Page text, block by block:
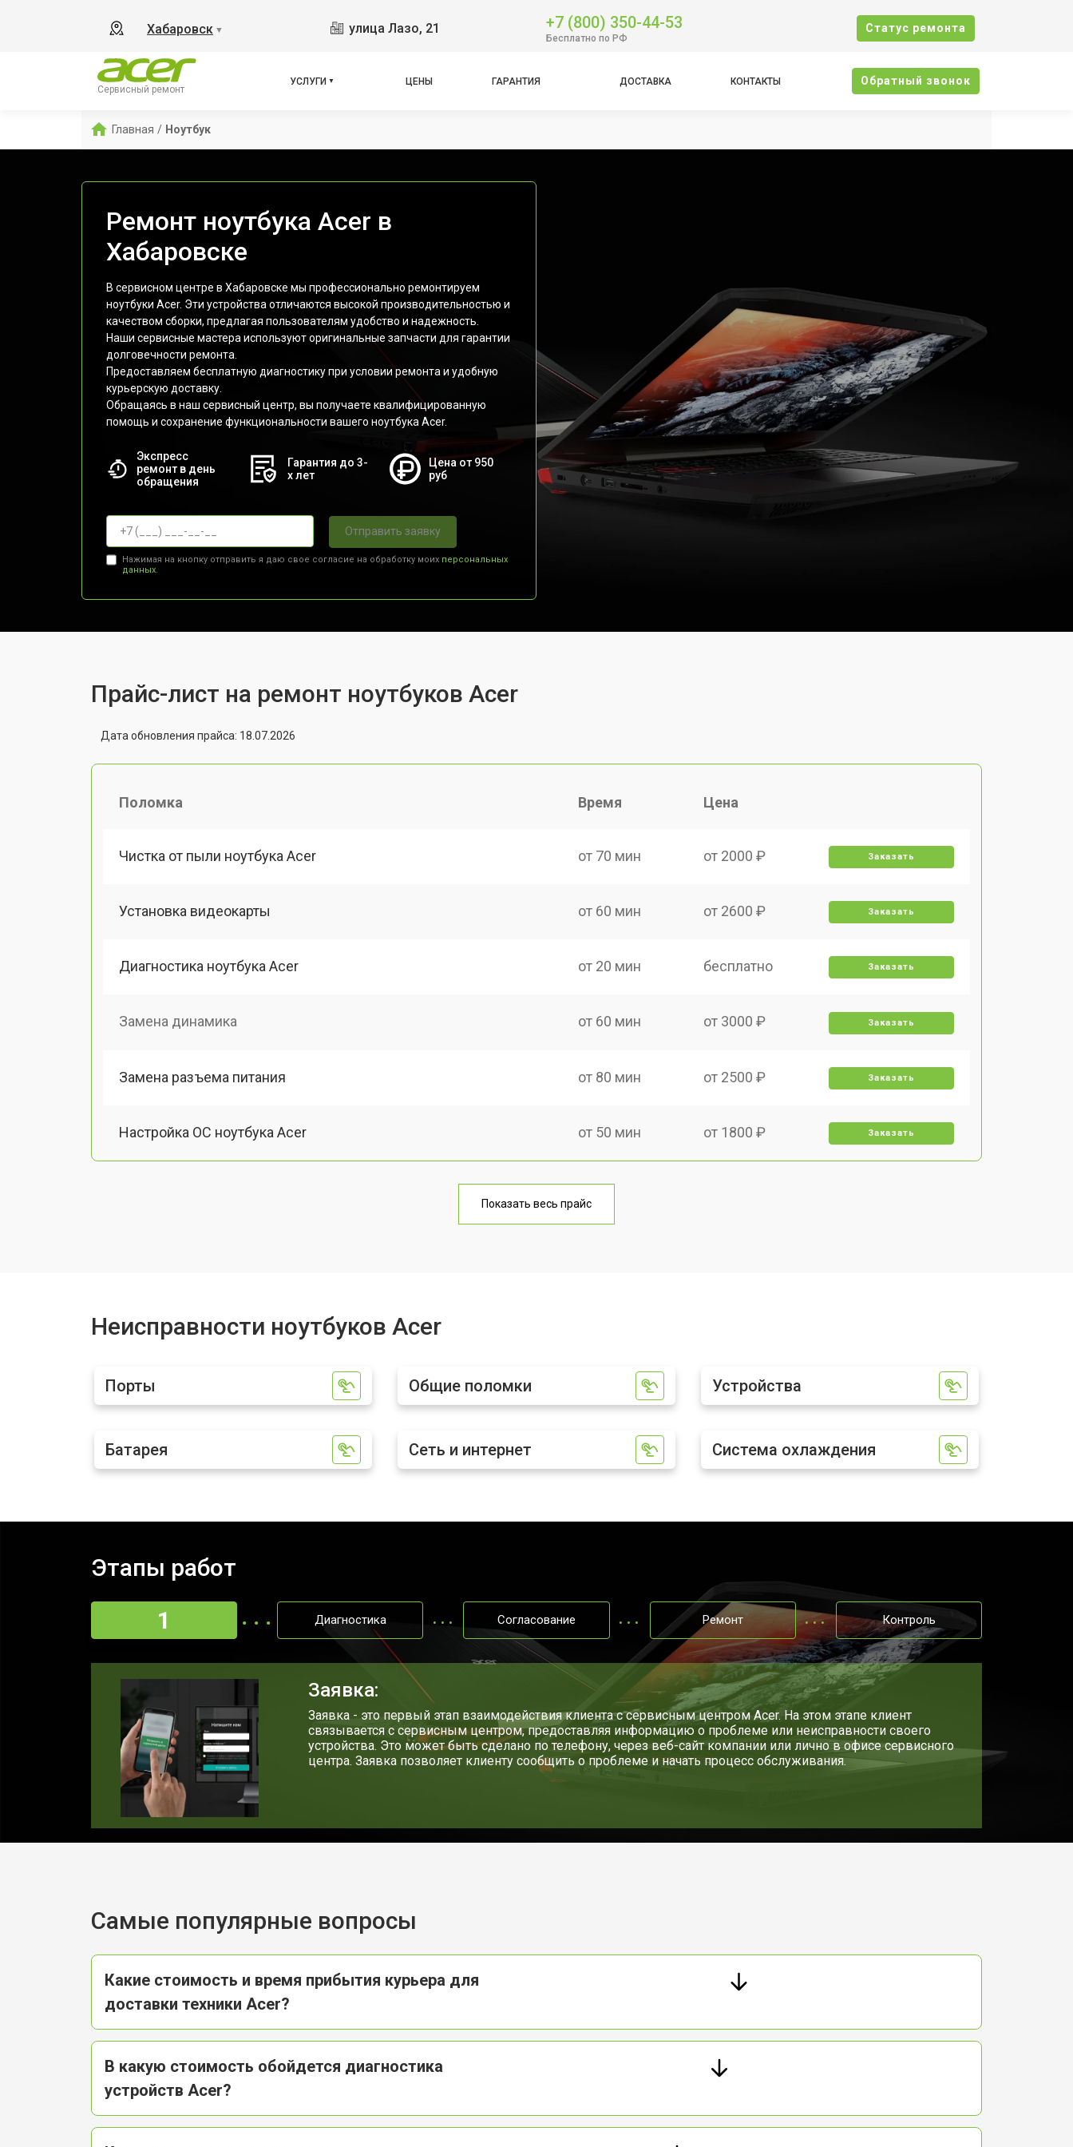
Хабаровск ▼ улица Лазо, 21 +7 (800) 350-44-53
Бесплатно по РФ
Cтатус ремонта
Сервисный ремонт
УСЛУГИ ЦЕНЫ ГАРАНТИЯ ДОСТАВКА КОНТАКТЫ Oбратный звонок
Главная / Ноутбук
Ремонт ноутбука Acer в
Хабаровске
В сервисном центре в Хабаровске мы профессионально ремонтируем
ноутбуки Acer. Эти устройства отличаются высокой производительностью и
качеством сборки, предлагая пользователям удобство и надежность.
Наши сервисные мастера используют оригинальные запчасти для гарантии
долговечности ремонта.
Предоставляем бесплатную диагностику при условии ремонта и удобную
курьерскую доставку.
Обращаясь в наш сервисный центр, вы получаете квалифицированную
помощь и сохранение функциональности вашего ноутбука Acer.
Экспресс
ремонт в день
обращения
Гарантия до 3-
х лет
Цена от 950
руб
Отправить заявку
Нажимая на кнопку отправить я даю свое согласие на обработку моих персональных
данных.
Прайс-лист на ремонт ноутбуков Acer
Дата обновления прайса: 18.07.2026
Поломка Время Цена
Чистка от пыли ноутбука Acer от 70 мин от 2000 ₽ Заказать
Установка видеокарты от 60 мин от 2600 ₽ Заказать
Диагностика ноутбука Acer от 20 мин бесплатно Заказать
Замена динамика от 60 мин от 3000 ₽ Заказать
Замена разъема питания от 80 мин от 2500 ₽ Заказать
Настройка ОС ноутбука Acer от 50 мин от 1800 ₽ Заказать
от 100 мин
Ремонт мультиконтроллера от 80 мин от 2300 ₽ Заказать
Замена жесткого диска HDD/SSD от 60 мин
Замена разъема HDMI от 110 мин от 3800 ₽ Заказать
Замена тачпада ноутбука Acer
Замена клавиатуры от 2900 ₽ Заказать
Замена аккумулятора от 40 мин от 1200 ₽ Заказать
Замена материнской платы от 80 мин от 2300 ₽ Заказать
Замена матрицы ноутбука Acer
Замена кулера ноутбука Acer от 2600 ₽
Замена микрофона от 60 мин от 2600 ₽ Заказать
Показать весь прайс
Неисправности ноутбуков Acer
Порты Общие поломки Устройства
Батарея Сеть и интернет Система охлаждения
Этапы работ
1
Диагностика Согласование Ремонт Контроль
Заявка:
Заявка - это первый этап взаимодействия клиента с сервисным центром Acer. На этом этапе клиент
связывается с сервисным центром, предоставляя информацию о проблеме или неисправности своего
устройства. Это может быть сделано по телефону, через веб-сайт компании или лично в офисе сервисного
центра. Заявка позволяет клиенту сообщить о проблеме и начать процесс обслуживания.
Самые популярные вопросы
Какие стоимость и время прибытия курьера для
доставки техники Acer?
В какую стоимость обойдется диагностика
устройств Acer?